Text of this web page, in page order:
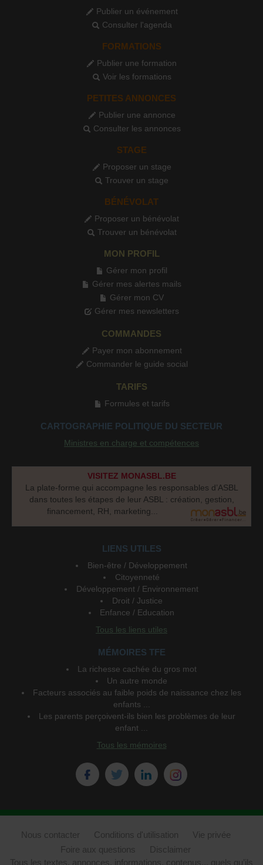
Publier un événement
Consulter l'agenda
FORMATIONS
Publier une formation
Voir les formations
PETITES ANNONCES
Publier une annonce
Consulter les annonces
STAGE
Proposer un stage
Trouver un stage
BÉNÉVOLAT
Proposer un bénévolat
Trouver un bénévolat
MON PROFIL
Gérer mon profil
Gérer mes alertes mails
Gérer mon CV
Gérer mes newsletters
COMMANDES
Payer mon abonnement
Commander le guide social
TARIFS
Formules et tarifs
CARTOGRAPHIE POLITIQUE DU SECTEUR
Ministres en charge et compétences
VISITEZ MONASBL.BE
La plate-forme qui accompagne les responsables d’ASBL
dans toutes les étapes de leur ASBL : création, gestion,
financement, RH, marketing...
LIENS UTILES
Bien-être / Développement
Citoyenneté
Développement / Environnement
Droit / Justice
Enfance / Education
Tous les liens utiles
MÉMOIRES TFE
La richesse cachée du gros mot
Un autre monde
Facteurs associés au faible poids de naissance chez les
enfants ...
Les parents perçoivent-ils bien les problèmes de leur
enfant ...
Tous les mémoires
Nous contacter Conditions d'utilisation
Vie privée
Foire aux questions
Disclaimer
Tous les textes, annonces, informations, contenus... quels qu’ils